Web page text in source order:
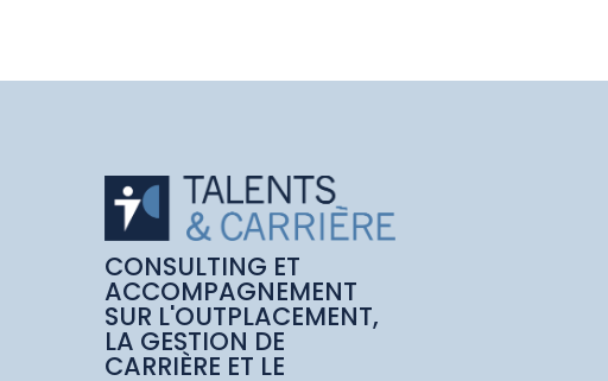
CONSULTING ET
ACCOMPAGNEMENT
SUR L'OUTPLACEMENT,
LA GESTION DE
CARRIÈRE ET LE